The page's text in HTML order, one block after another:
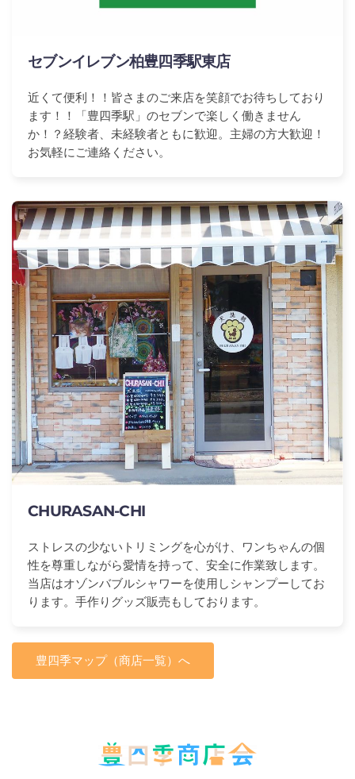
セブンイレブン柏豊四季駅東店
近くて便利！！皆さまのご来店を笑顔でお待ちしており
ます！！「豊四季駅」のセブンで楽しく働きません
か！？経験者、未経験者ともに歓迎。主婦の方大歓迎！
お気軽にご連絡ください。
CHURASAN-CHI
ストレスの少ないトリミングを心がけ、ワンちゃんの個
性を尊重しながら愛情を持って、安全に作業致します。
当店はオゾンバブルシャワーを使用しシャンプーしてお
ります。手作りグッズ販売もしております。
豊四季マップ（商店一覧）へ